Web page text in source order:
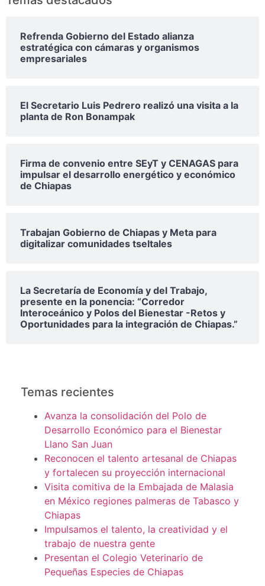
Refrenda Gobierno del Estado alianza
estratégica con cámaras y organismos
empresariales
El Secretario Luis Pedrero realizó una visita a la
planta de Ron Bonampak
Firma de convenio entre SEyT y CENAGAS para
impulsar el desarrollo energético y económico
de Chiapas
Trabajan Gobierno de Chiapas y Meta para
digitalizar comunidades tseltales
La Secretaría de Economía y del Trabajo,
presente en la ponencia: “Corredor
Interoceánico y Polos del Bienestar -Retos y
Oportunidades para la integración de Chiapas.”
Temas recientes
Avanza la consolidación del Polo de
Desarrollo Económico para el Bienestar
Llano San Juan
Reconocen el talento artesanal de Chiapas
y fortalecen su proyección internacional
Visita comitiva de la Embajada de Malasia
en México regiones palmeras de Tabasco y
Chiapas
Impulsamos el talento, la creatividad y el
trabajo de nuestra gente
Presentan el Colegio Veterinario de
Pequeñas Especies de Chiapas